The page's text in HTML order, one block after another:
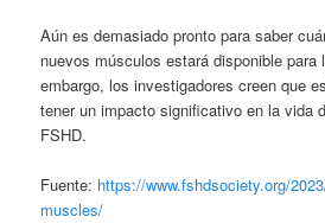
Aún es demasiado pronto para saber
nuevos músculos estará disponible
embargo, los investigadores creen que
tener un impacto significativo en la vida
FSHD.
Fuente: https://www.fshdsociety.org/
muscles/